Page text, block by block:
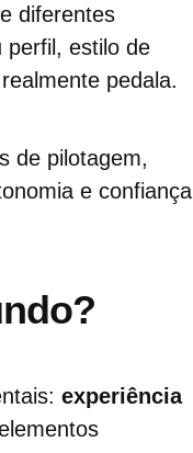
diferentes
perfil, estilo de
pedala.
de pilotagem,
e confiança
experiência